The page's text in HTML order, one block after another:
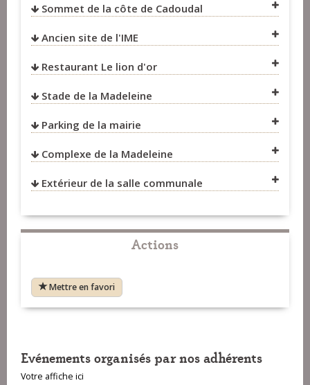
Sommet de la côte de Cadoudal
VOIR SUR LA CARTE
Ancien site de l'IME
VOIR SUR LA CARTE
Restaurant Le lion d'or
VOIR SUR LA CARTE
Stade de la Madeleine
VOIR SUR LA CARTE
Parking de la mairie
VOIR SUR LA CARTE
Complexe de la Madeleine
VOIR SUR LA CARTE
Extérieur de la salle communale
Actions
Mettre en favori
Evénements organisés par nos adhérents
Votre affiche ici